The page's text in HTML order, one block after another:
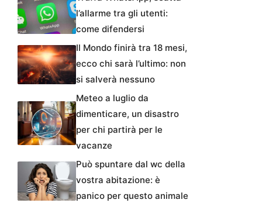
l’allarme tra gli utenti:
come difendersi
Il Mondo finirà tra 18 mesi,
ecco chi sarà l’ultimo: non
si salverà nessuno
Meteo a luglio da
dimenticare, un disastro
per chi partirà per le
vacanze
Può spuntare dal wc della
vostra abitazione: è
panico per questo animale